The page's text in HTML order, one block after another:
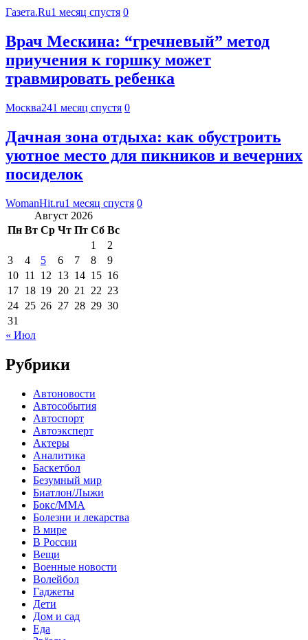
Газета.Ru1 месяц спустя 0
Врач Мескина: “гречневый” метод
приучения к горшку может
травмировать ребенка
Москва241 месяц спустя 0
Дачная зона отдыха: как обустроить
уютное место для пикников и вечерних
посиделок
WomanHit.ru1 месяц спустя 0
Август 2026
Пн Вт Ср Чт Пт Сб Вс
1
2
3
4 5 6 7 8
9
10 11 12 13 14 15 16
17 18 19 20 21 22 23
24 25 26 27 28 29 30
31
« Июл
Рубрики
Автоновости
Автособытия
Автоспорт
Автоэксперт
Актеры
Аналитика
Баскетбол
Безумный мир
Биатлон/Лыжи
Бокс/MMA
Болезни и лекарства
В мире
В России
Вещи
Военные новости
Волейбол
Гаджеты
Дети
Дом и сад
Еда